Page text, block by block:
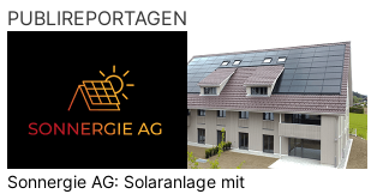
PUBLIREPORTAGEN
Sonnergie AG: Solaranlage mit